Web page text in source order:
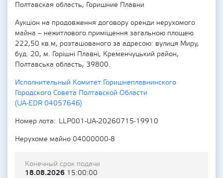
Полтавская область, Горишние Плавни
Аукціон на продовження договору оренди нерухомого
майна – нежитлового приміщення загальною площею
222,50 кв.м, розташованого за адресою: вулиця Миру,
буд. 20, м. Горішні Плавні, Кременчуцький район,
Полтавська область, 39800.
Исполнительный Комитет Горишнеплавнинского
Городского Совета Полтавской Области
(UA-EDR 04057646)
Номер лота
LLP001-UA-20260715-19910
Нерухоме майно 04000000-8
Конечный срок подачи
18.08.2026 15:00:00